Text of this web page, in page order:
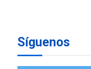
Síguenos